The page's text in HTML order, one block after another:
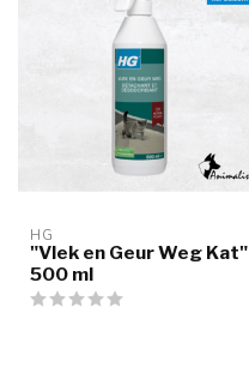
HG
"Vlek en Geur Weg Kat"
500 ml